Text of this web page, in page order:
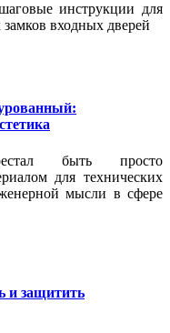
инструкции для
входных дверей
быть просто
для технических
мысли в сфере
и защитить